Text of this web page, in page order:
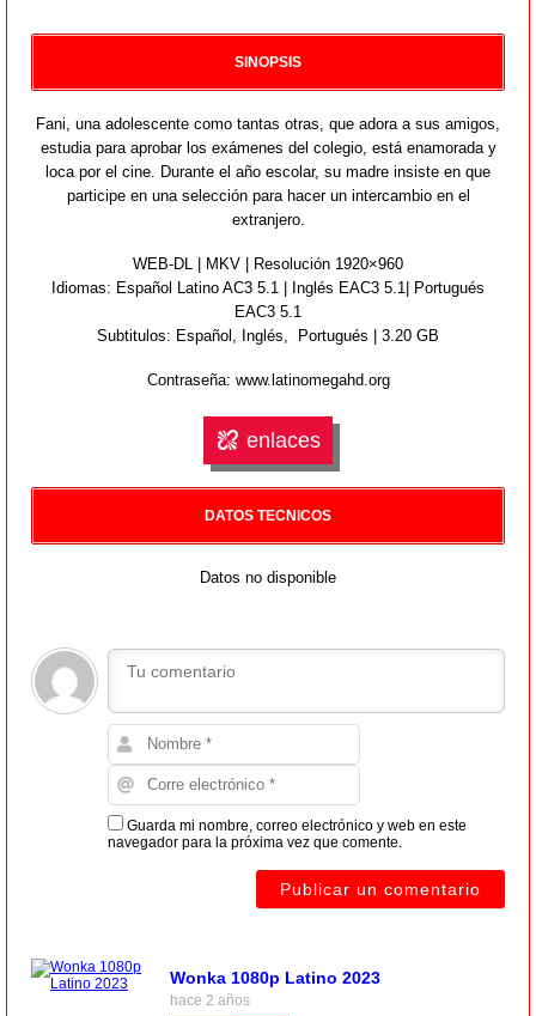
SINOPSIS
Fani, una adolescente como tantas otras, que adora a sus amigos,
estudia para aprobar los exámenes del colegio, está enamorada y
loca por el cine. Durante el año escolar, su madre insiste en que
participe en una selección para hacer un intercambio en el
extranjero.
WEB-DL | MKV | Resolución 1920×960
Idiomas: Español Latino AC3 5.1 | Inglés EAC3 5.1| Portugués
EAC3 5.1
Subtitulos: Español,
Inglés, Portugués | 3.20 GB
Contraseña: www.latinomegahd.org
enlaces
DATOS TECNICOS
Datos no disponible
Guarda mi nombre, correo electrónico y web en este
navegador para la próxima vez que comente.
Wonka 1080p Latino 2023
hace 2 años